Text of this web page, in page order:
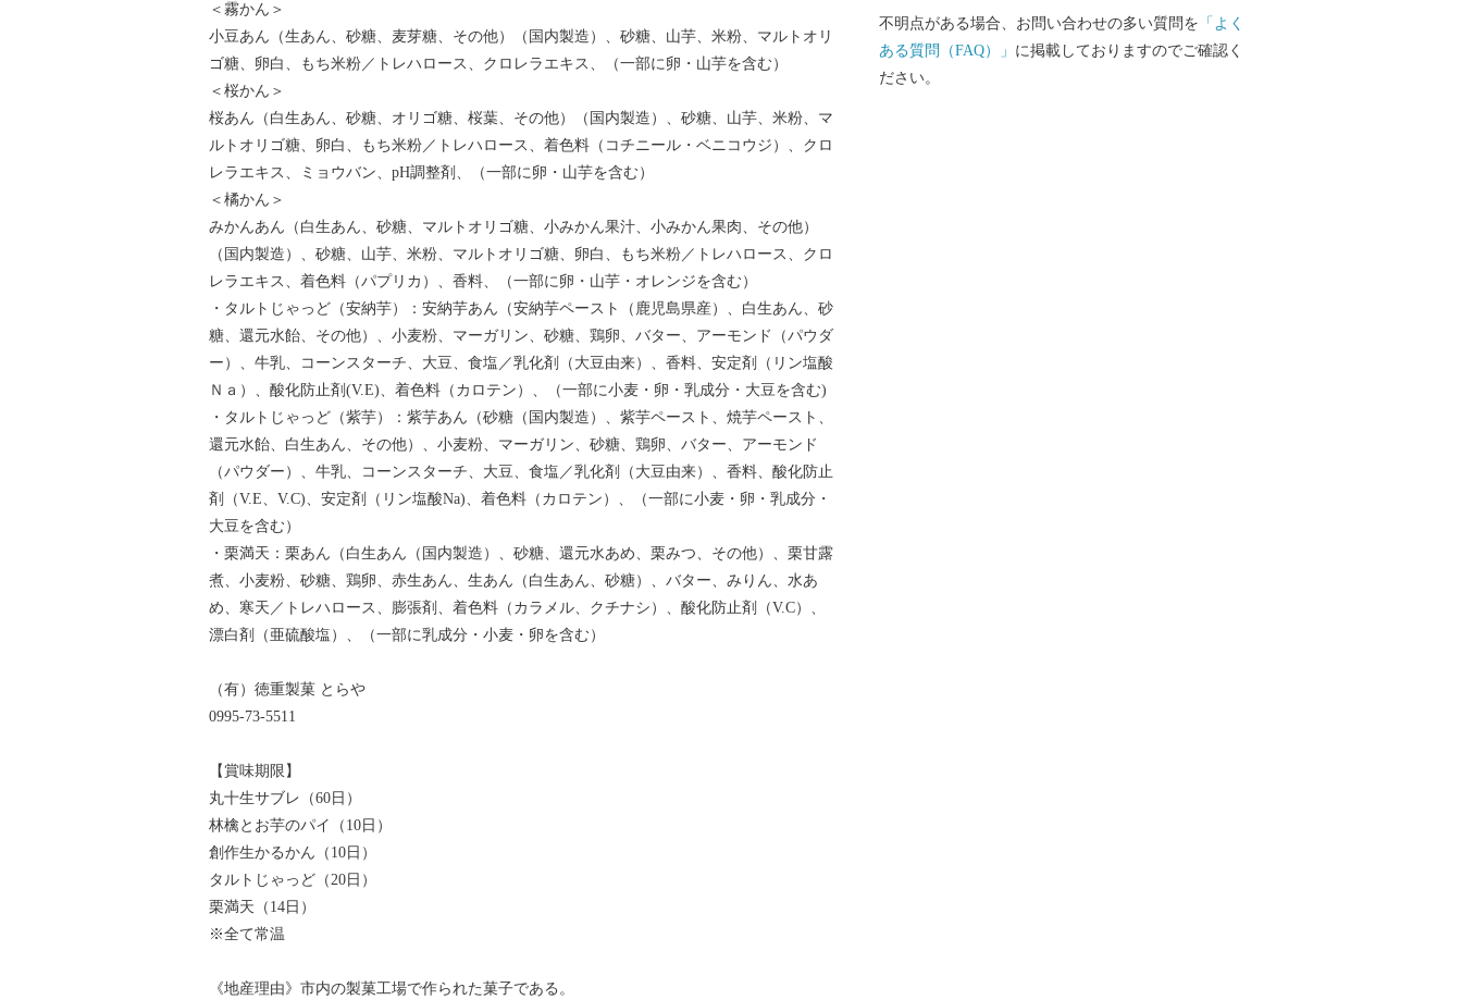
＜霧かん＞
小豆あん（生あん、砂糖、麦芽糖、その他）（国内製造）、砂糖、山芋、米粉、マルトオリ
ゴ糖、卵白、もち米粉／トレハロース、クロレラエキス、（一部に卵・山芋を含む）
＜桜かん＞
桜あん（白生あん、砂糖、オリゴ糖、桜葉、その他）（国内製造）、砂糖、山芋、米粉、マ
ルトオリゴ糖、卵白、もち米粉／トレハロース、着色料（コチニール・ベニコウジ）、クロ
レラエキス、ミョウバン、pH調整剤、（一部に卵・山芋を含む）
＜橘かん＞
みかんあん（白生あん、砂糖、マルトオリゴ糖、小みかん果汁、小みかん果肉、その他）
（国内製造）、砂糖、山芋、米粉、マルトオリゴ糖、卵白、もち米粉／トレハロース、クロ
レラエキス、着色料（パプリカ）、香料、（一部に卵・山芋・オレンジを含む）
・タルトじゃっど（安納芋）：安納芋あん（安納芋ペースト（鹿児島県産）、白生あん、砂
糖、還元水飴、その他）、小麦粉、マーガリン、砂糖、鶏卵、バター、アーモンド（パウダ
ー）、牛乳、コーンスターチ、大豆、食塩／乳化剤（大豆由来）、香料、安定剤（リン塩酸
Ｎａ）、酸化防止剤(V.E)、着色料（カロテン）、（一部に小麦・卵・乳成分・大豆を含む)
・タルトじゃっど（紫芋）：紫芋あん（砂糖（国内製造）、紫芋ペースト、焼芋ペースト、
還元水飴、白生あん、その他）、小麦粉、マーガリン、砂糖、鶏卵、バター、アーモンド
（パウダー）、牛乳、コーンスターチ、大豆、食塩／乳化剤（大豆由来）、香料、酸化防止
剤（V.E、V.C)、安定剤（リン塩酸Na)、着色料（カロテン）、（一部に小麦・卵・乳成分・
大豆を含む）
・栗満天：栗あん（白生あん（国内製造）、砂糖、還元水あめ、栗みつ、その他）、栗甘露
煮、小麦粉、砂糖、鶏卵、赤生あん、生あん（白生あん、砂糖）、バター、みりん、水あ
め、寒天／トレハロース、膨張剤、着色料（カラメル、クチナシ）、酸化防止剤（V.C）、
漂白剤（亜硫酸塩）、（一部に乳成分・小麦・卵を含む）
（有）徳重製菓 とらや
0995-73-5511
【賞味期限】
丸十生サブレ（60日）
林檎とお芋のパイ（10日）
創作生かるかん（10日）
タルトじゃっど（20日）
栗満天（14日）
※全て常温
《地産理由》市内の製菓工場で作られた菓子である。
不明点がある場合、お問い合わせの多い質問を 「よく
ある質問（FAQ）」 に掲載しておりますのでご確認く
ださい。